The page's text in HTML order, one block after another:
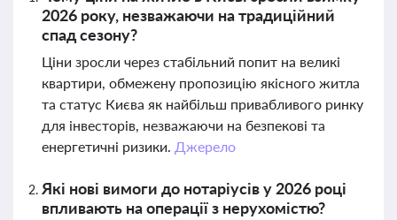
2026 року, незважаючи на традиційний
спад сезону?
Ціни зросли через стабільний попит на великі
квартири, обмежену пропозицію якісного житла
та статус Києва як найбільш привабливого ринку
для інвесторів, незважаючи на безпекові та
енергетичні ризики. Джерело
Які нові вимоги до нотаріусів у 2026 році
впливають на операції з нерухомістю?